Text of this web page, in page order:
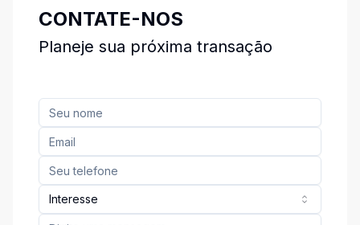
CONTATE-NOS
Planeje sua próxima transação
Interesse